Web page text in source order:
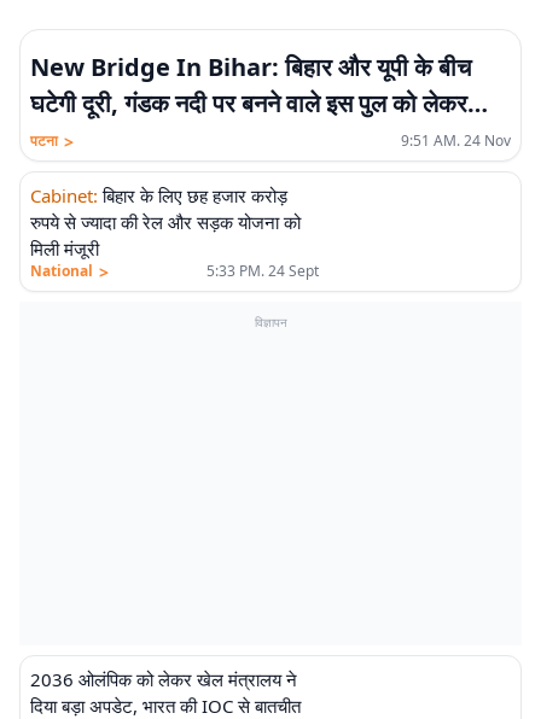
New Bridge In Bihar: बिहार और यूपी के बीच
घटेगी दूरी, गंडक नदी पर बनने वाले इस पुल को लेकर
जानिये बड़ा अपडेट
पटना > 9:51 AM. 24 Nov
Cabinet: बिहार के लिए छह हजार करोड़
रुपये से ज्यादा की रेल और सड़क योजना को
मिली मंजूरी
National > 5:33 PM. 24 Sept
विज्ञापन
2036 ओलंपिक को लेकर खेल मंत्रालय ने
दिया बड़ा अपडेट, भारत की IOC से बातचीत